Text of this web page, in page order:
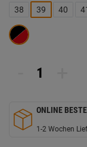
38 39 40
ONLINE
1-2 Wochen